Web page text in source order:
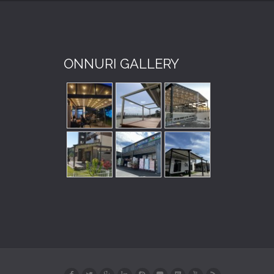
ONNURI GALLERY